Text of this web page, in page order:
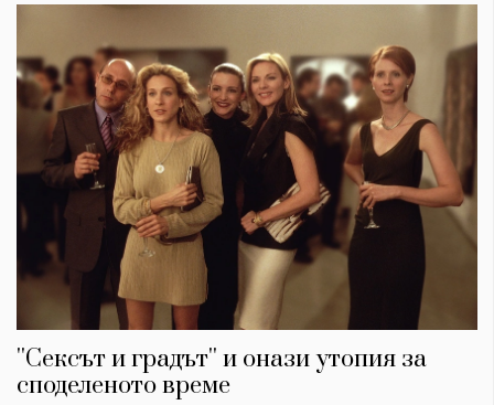
''Сексът и градът'' и онази утопия за
споделеното време